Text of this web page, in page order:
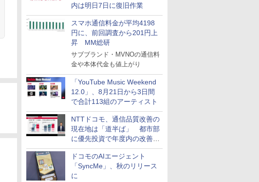
内は明日7日に復旧作業
スマホ通信料金が平均4198
円に、前回調査から201円上
昇 MM総研
サブブランド・MVNOの通信料
金や本体代金も値上がり
「YouTube Music Weekend
12.0」、8月21日から3日間
で合計113組のアーティスト
NTTドコモ、通信品質改善の
現在地は「道半ば」 都市部
に優先投資で年度内の改善目
指す
ドコモのAIエージェント
「SyncMe」、秋のリリース
に